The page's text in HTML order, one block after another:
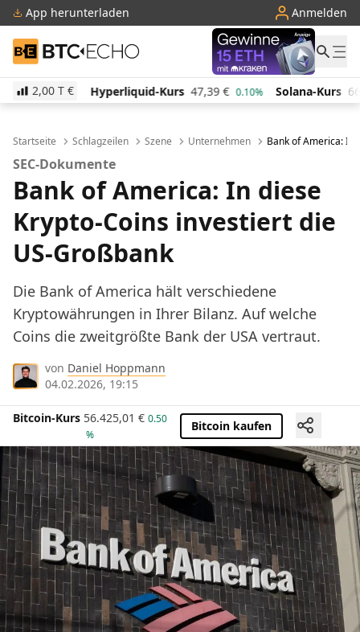
App herunterladen Anmelden
BTC-ECHO
2,00 T €
Kurs 47,39 € 0.10% Solana-Kurs 66,58 € 0.70%
Startseite Schlagzeilen Szene Unternehmen Bank of America: In
SEC-Dokumente
Bank of America: In diese
Krypto-Coins investiert die
US-Großbank
Die Bank of America hält verschiedene
Kryptowährungen in Ihrer Bilanz. Auf welche
Coins die zweitgrößte Bank der USA vertraut.
von Daniel Hoppmann
04.02.2026, 19:15
Bitcoin-Kurs 56.425,01 € 0.50
%
Bitcoin kaufen